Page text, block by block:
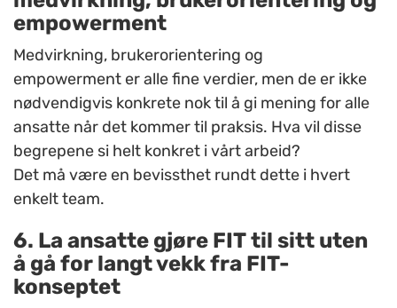
empowerment
Medvirkning, brukerorientering og
empowerment er alle fine verdier, men de er ikke
nødvendigvis konkrete nok til å gi mening for alle
ansatte når det kommer til praksis. Hva vil disse
begrepene si helt konkret i vårt arbeid?
Det må være en bevissthet rundt dette i hvert
enkelt team.
6. La ansatte gjøre FITtil sitt uten
å gå for langt vekk fra FIT-
konseptet